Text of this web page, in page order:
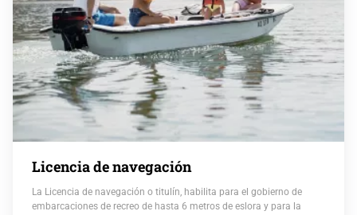
Licencia de navegación
La Licencia de navegación o titulín, habilita para el gobierno de
embarcaciones de recreo de hasta 6 metros de eslora y para la